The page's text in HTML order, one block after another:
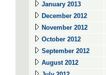
January 2013
December 2012
November 2012
October 2012
September 2012
August 2012